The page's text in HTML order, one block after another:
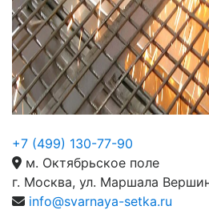
+7 (499) 130-77-90
м. Октябрьское поле
г. Москва, ул. Маршала
info@svarnaya-setka.ru